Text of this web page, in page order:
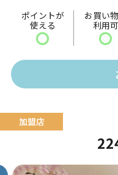
や、お肉と野菜をガ
ト」など、ボリュー
そのほか、14時以降
ミ」や「トッポギ」
ポイントが
使える
〇
お買い
利用可
〇